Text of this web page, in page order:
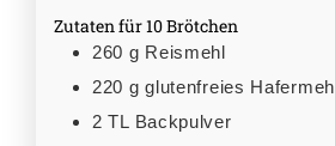
Zutaten für 10 Brötchen
260 g Reismehl
220 g glutenfreies
2 TL Backpulver